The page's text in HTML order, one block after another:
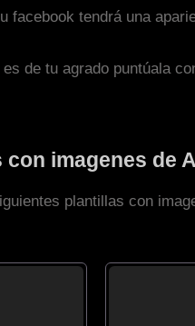
facebook tendrá una
de tu agrado puntúala
imagenes de
plantillas con